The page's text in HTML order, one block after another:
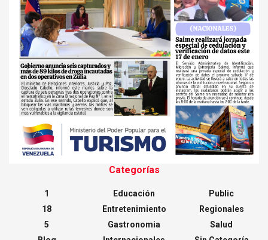
Categorías
1
18
5
Educación
Entretenimiento
Gastronomia
Public
Regionales
Salud